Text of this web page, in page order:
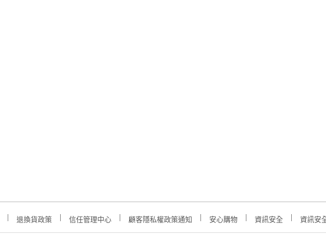
退換貨政策 信任管理中心 顧客隱私權政策通知 安心購物 資訊安全 資訊安